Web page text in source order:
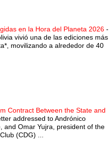
en la Hora del Planeta 2026 -
vivió una de las ediciones más
movilizando a alrededor de 40
Contract Between the State and
addressed to Andrónico
and Omar Yujra, president of the
(CDG) ...